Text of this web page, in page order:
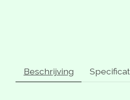
Beschrijving